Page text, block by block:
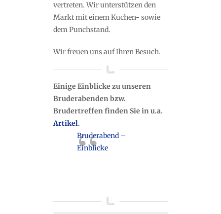
vertreten. Wir unterstützen den
Markt mit einem Kuchen- sowie
dem Punchstand.
Wir freuen uns auf Ihren Besuch.
Einige Einblicke zu unseren
Bruderabenden bzw.
Brudertreffen finden Sie in u.a.
Artikel.
Bruderabend –
Einblicke